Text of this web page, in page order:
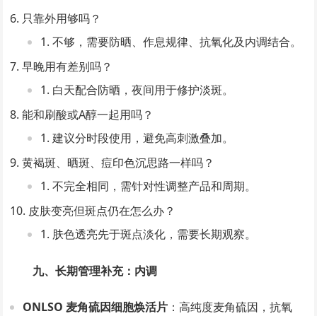
只靠外用够吗？
不够，需要防晒、作息规律、抗氧化及内调结合。
早晚用有差别吗？
白天配合防晒，夜间用于修护淡斑。
能和刷酸或A醇一起用吗？
建议分时段使用，避免高刺激叠加。
黄褐斑、晒斑、痘印色沉思路一样吗？
不完全相同，需针对性调整产品和周期。
皮肤变亮但斑点仍在怎么办？
肤色透亮先于斑点淡化，需要长期观察。
九、长期管理补充：内调
ONLSO 麦角硫因细胞焕活片 ：高纯度麦角硫因，抗氧